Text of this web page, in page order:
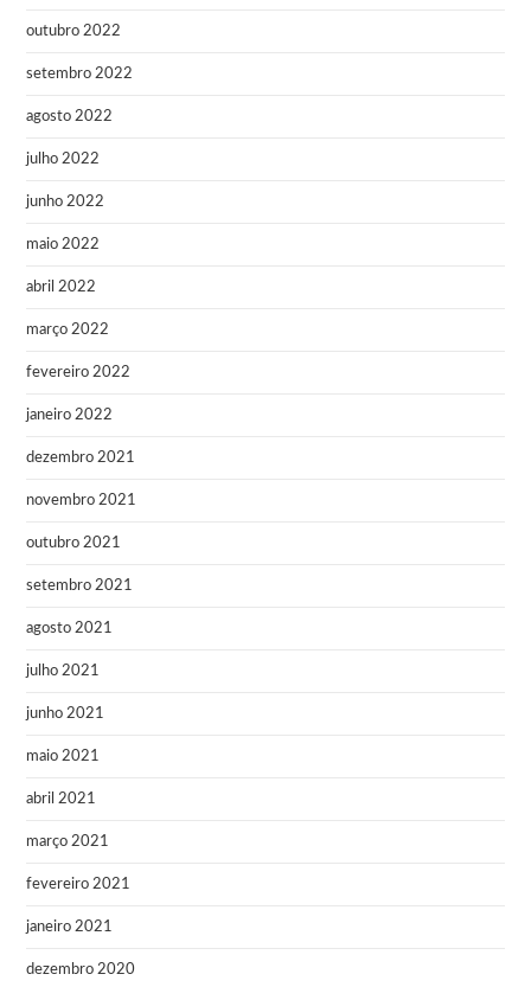
outubro 2022
setembro 2022
agosto 2022
julho 2022
junho 2022
maio 2022
abril 2022
março 2022
fevereiro 2022
janeiro 2022
dezembro 2021
novembro 2021
outubro 2021
setembro 2021
agosto 2021
julho 2021
junho 2021
maio 2021
abril 2021
março 2021
fevereiro 2021
janeiro 2021
dezembro 2020